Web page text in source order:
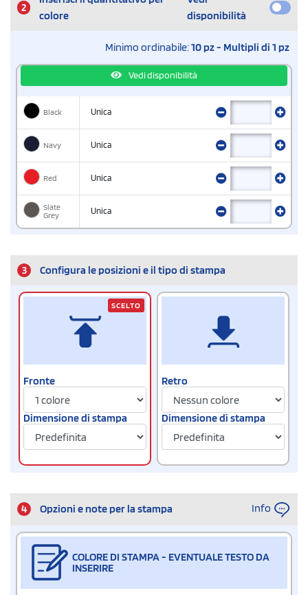
2
colore
disponibilità
Minimo ordinabile:10 pz - Multipli di 1 pz
Vedi disponibilità
Black Unica
Navy Unica
Red Unica
Slate
Grey
Unica
3 Configura le posizioni e il tipo di stampa
Fronte
Dimensione di stampa
SCELTO
Retro
Dimensione di stampa
4 Opzioni e note per la stampa Info
COLORE DI STAMPA - EVENTUALE TESTO DA
INSERIRE